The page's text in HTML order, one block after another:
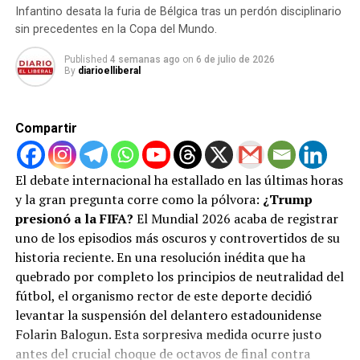
Chelsea y PSG intentarán seguir con vida en UCL
Las Vegas hacia el Centro Kennedy, un recinto bajo
la administración de aliados políticos del
expresidente.
Intervención directa en el juego:
habría logrado revertir la suspensión del delantero
estadounidense Folarin Balogun en pleno torneo.
Galardones a la medida:La misteriosa creación
de un inédito «Premio de la Paz» por parte de la
FIFA, diseñado exclusivamente para ser entregado
a Trump.
Para garantizar que no se altere la evidencia, el
Congreso exigió la preservación inmediata de todas las
conversaciones, llamadas y registros digitales,
incluyendo chats de mensajería encriptada en
plataformas como Signal, WhatsApp y Telegram. La
polémica escala rápidamente y pone en tela de juicio la
Infantino desata la furia de Bélgica tras un perdón disciplinario
sin precedentes en la Copa del Mundo.
Published 4 semanas ago on 6 de julio de 2026
By diarioelliberal
Compartir
El debate internacional ha estallado en las últimas horas
y la gran pregunta corre como la pólvora: ¿Trump
presionó a la FIFA? El Mundial 2026 acaba de registrar
uno de los episodios más oscuros y controvertidos de su
historia reciente. En una resolución inédita que ha
quebrado por completo los principios de neutralidad del
fútbol, el organismo rector de este deporte decidió
levantar la suspensión del delantero estadounidense
Folarin Balogun. Esta sorpresiva medida ocurre justo
antes del crucial choque de octavos de final contra